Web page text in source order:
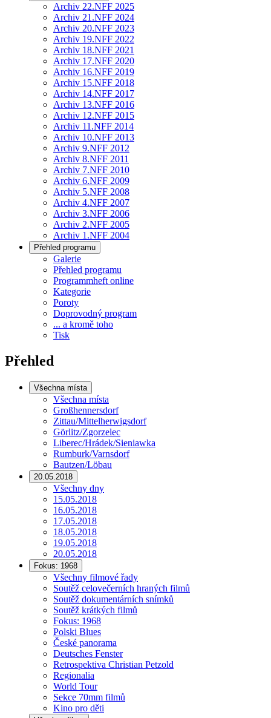
Archiv 22.NFF 2025
Archiv 21.NFF 2024
Archiv 20.NFF 2023
Archiv 19.NFF 2022
Archiv 18.NFF 2021
Archiv 17.NFF 2020
Archiv 16.NFF 2019
Archiv 15.NFF 2018
Archiv 14.NFF 2017
Archiv 13.NFF 2016
Archiv 12.NFF 2015
Archiv 11.NFF 2014
Archiv 10.NFF 2013
Archiv 9.NFF 2012
Archiv 8.NFF 2011
Archiv 7.NFF 2010
Archiv 6.NFF 2009
Archiv 5.NFF 2008
Archiv 4.NFF 2007
Archiv 3.NFF 2006
Archiv 2.NFF 2005
Archiv 1.NFF 2004
Přehled programu
Galerie
Přehled programu
Programmheft online
Kategorie
Poroty
Doprovodný program
... a kromě toho
Tisk
Přehled
Všechna místa
Všechna místa
Großhennersdorf
Zittau/Mittelherwigsdorf
Görlitz/Zgorzelec
Liberec/Hrádek/Sieniawka
Rumburk/Varnsdorf
Bautzen/Löbau
20.05.2018
Všechny dny
15.05.2018
16.05.2018
17.05.2018
18.05.2018
19.05.2018
20.05.2018
Fokus: 1968
Všechny filmové řady
Soutěž celovečerních hraných filmů
Soutěž dokumentárních snímků
Soutěž krátkých filmů
Fokus: 1968
Polski Blues
České panorama
Deutsches Fenster
Retrospektiva Christian Petzold
Regionalia
World Tour
Sekce 70mm filmů
Kino pro děti